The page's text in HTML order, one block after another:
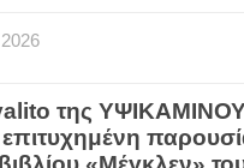
2026
της